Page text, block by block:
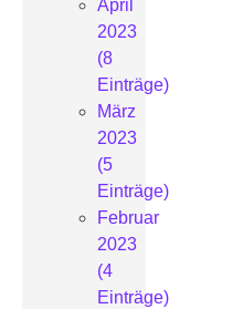
April
2023
(8
Einträge)
März
2023
(5
Einträge)
Februar
2023
(4
Einträge)